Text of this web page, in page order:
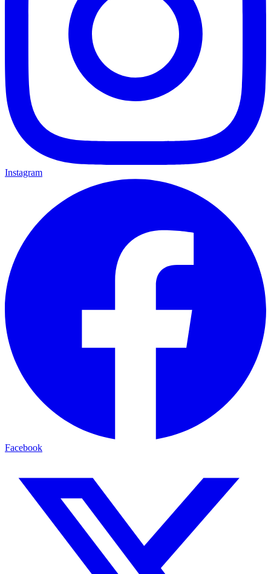
Instagram
Facebook